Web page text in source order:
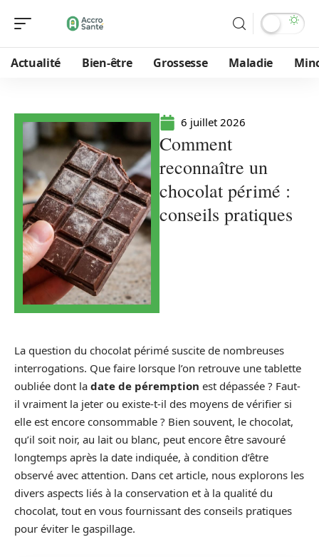
Actualité Bien-être Grossesse Maladie
6 juillet 2026
Comment
reconnaître un
chocolat périmé :
conseils pratiques
La question du chocolat périmé suscite de nombreuses
interrogations. Que faire lorsque l’on retrouve une tablette
oubliée dont la date de péremption est dépassée ? Faut-
il vraiment la jeter ou existe-t-il des moyens de vérifier si
elle est encore consommable ? Bien souvent, le chocolat,
qu’il soit noir, au lait ou blanc, peut encore être savouré
longtemps après la date indiquée, à condition d’être
observé avec attention. Dans cet article, nous explorons les
divers aspects liés à la conservation et à la qualité du
chocolat, tout en vous fournissant des conseils pratiques
pour éviter le gaspillage.